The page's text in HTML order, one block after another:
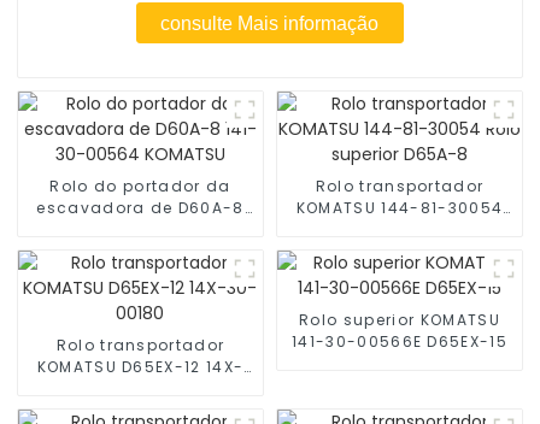
consulte Mais informação
Rolo do portador da
escavadora de D60A-8
Rolo transportador
KOMATSU 144-81-30054
Rolo transportador
KOMATSU D65EX-12 14X-
Rolo superior KOMATSU
141-30-00566E D65EX-15